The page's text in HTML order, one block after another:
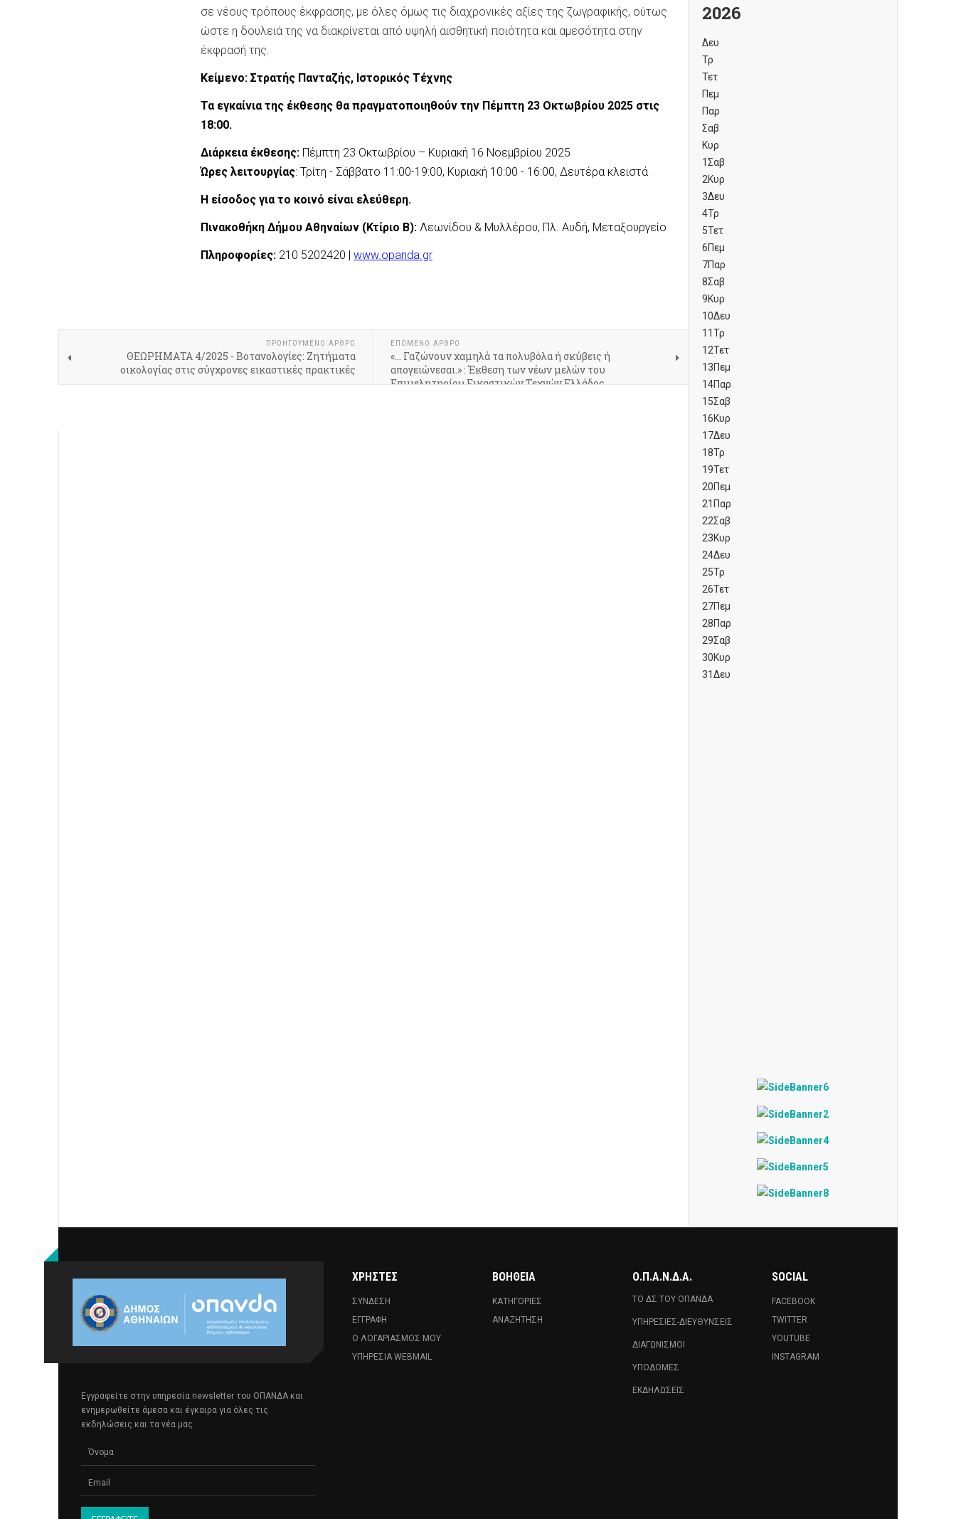
σε νέους τρόπους έκφρασης, με όλες όμως τις διαχρονικές αξίες της ζωγραφικής, ούτως
ώστε η δουλειά της να διακρίνεται από υψηλή αισθητική ποιότητα και αμεσότητα στην
έκφρασή της.
Κείμενο: Στρατής Πανταζής, Ιστορικός Τέχνης
Τα εγκαίνια της έκθεσης θα πραγματοποιηθούν την Πέμπτη 23 Οκτωβρίου 2025 στις
18:00.
Διάρκεια έκθεσης: Πέμπτη 23 Οκτωβρίου – Κυριακή 16 Νοεμβρίου 2025
Ώρες λειτουργίας: Τρίτη - Σάββατο 11:00-19:00, Κυριακή 10:00 - 16:00, Δευτέρα κλειστά
Η είσοδος για το κοινό είναι ελεύθερη.
Πινακοθήκη Δήμου Αθηναίων (Κτίριο B): Λεωνίδου & Μυλλέρου, Πλ. Αυδή, Μεταξουργείο
Πληροφορίες: 210 5202420 | www.opanda.gr
ΠΡΟΗΓΟΎΜΕΝΟ ΆΡΘΡΟ
ΘΕΩΡΗΜΑΤΑ 4/2025 - Βοτανολογίες: Ζητήματα
οικολογίας στις σύγχρονες εικαστικές πρακτικές
ΕΠΌΜΕΝΟ ΆΡΘΡΟ
«… Γαζώνουν χαμηλά τα πολυβόλα ή σκύβεις ή
απογειώνεσαι.» : Έκθεση των νέων μελών του
Επιμελητηρίου Εικαστικών Τεχνών Ελλάδος
2026
Δευ
Τρ
Τετ
Πεμ
Παρ
Σαβ
Κυρ
1Σαβ
2Κυρ
3Δευ
4Τρ
5Τετ
6Πεμ
7Παρ
8Σαβ
9Κυρ
10Δευ
11Τρ
12Τετ
13Πεμ
14Παρ
15Σαβ
16Κυρ
17Δευ
18Τρ
19Τετ
20Πεμ
21 Παρ
22Σαβ
23Κυρ
24Δευ
25Τρ
26Τετ
27Πεμ
28Παρ
29Σαβ
30Κυρ
31Δευ
Εγγραφείτε στην υπηρεσία newsletter του ΟΠΑΝΔΑ και
ενημερωθείτε άμεσα και έγκαιρα για όλες τις
εκδηλώσεις και τα νέα μας.
ΧΡΉΣΤΕΣ
ΣΎΝΔΕΣΗ
ΕΓΓΡΑΦΉ
Ο ΛΟΓΑΡΙΑΣΜΌΣ ΜΟΥ
ΥΠΗΡΕΣΊΑ WEBMAIL
ΒΟΉΘΕΙΑ
ΚΑΤΗΓΟΡΊΕΣ
ΑΝΑΖΉΤΗΣΗ
Ο.Π.Α.Ν.Δ.Α.
ΤΟ ΔΣ ΤΟΥ ΟΠΑΝΔΑ
ΥΠΗΡΕΣΊΕΣ-ΔΙΕΥΘΎΝΣΕΙΣ
ΔΙΑΓΩΝΙΣΜΟΊ
ΥΠΟΔΟΜΈΣ
ΕΚΔΗΛΏΣΕΙΣ
SOCIAL
FACEBOOK
TWITTER
YOUTUBE
INSTAGRAM